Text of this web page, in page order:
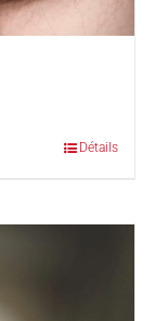
Détails